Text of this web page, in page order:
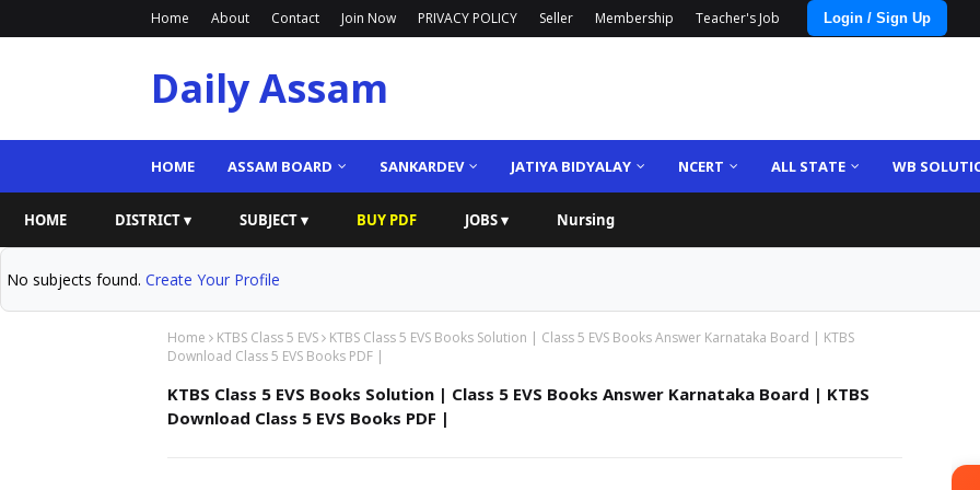
Home About Contact Join Now PRIVACY POLICY Seller Membership Teacher's Job Login / Sign Up
Daily Assam
HOME ASSAM BOARD SANKARDEV JATIYA BIDYALAY NCERT ALL STATE WB
HOME DISTRICT ▾ SUBJECT ▾ BUY PDF JOBS ▾ Nursing
No subjects found. Create Your Profile
Home KTBS Class 5 EVS
KTBS Class 5 EVS Books Solution | Class 5 EVS Books Answer Karnataka Board | KTBS
Download Class 5 EVS Books PDF |
KTBS Class 5 EVS Books Solution | Class 5 EVS Books Answer Karnataka Board | KTBS
Download Class 5 EVS Books PDF |